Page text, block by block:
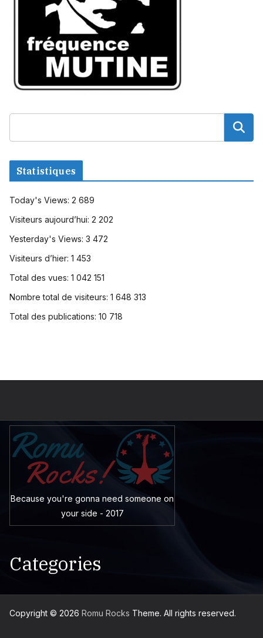
Statistiques
Today's Views: 2 689
Visiteurs aujourd’hui: 2 202
Yesterday's Views: 3 472
Visiteurs d’hier: 1 453
Total des vues: 1 042 151
Nombre total de visiteurs: 1 648 313
Total des publications: 10 718
Because you're gonna need someone on
your side - 2017
Categories
Copyright © 2026 Romu Rocks Theme. All rights reserved.